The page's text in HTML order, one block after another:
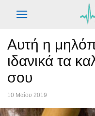
Αυτή η
ιδανικά τα
σου
10 Μαΐου 2019